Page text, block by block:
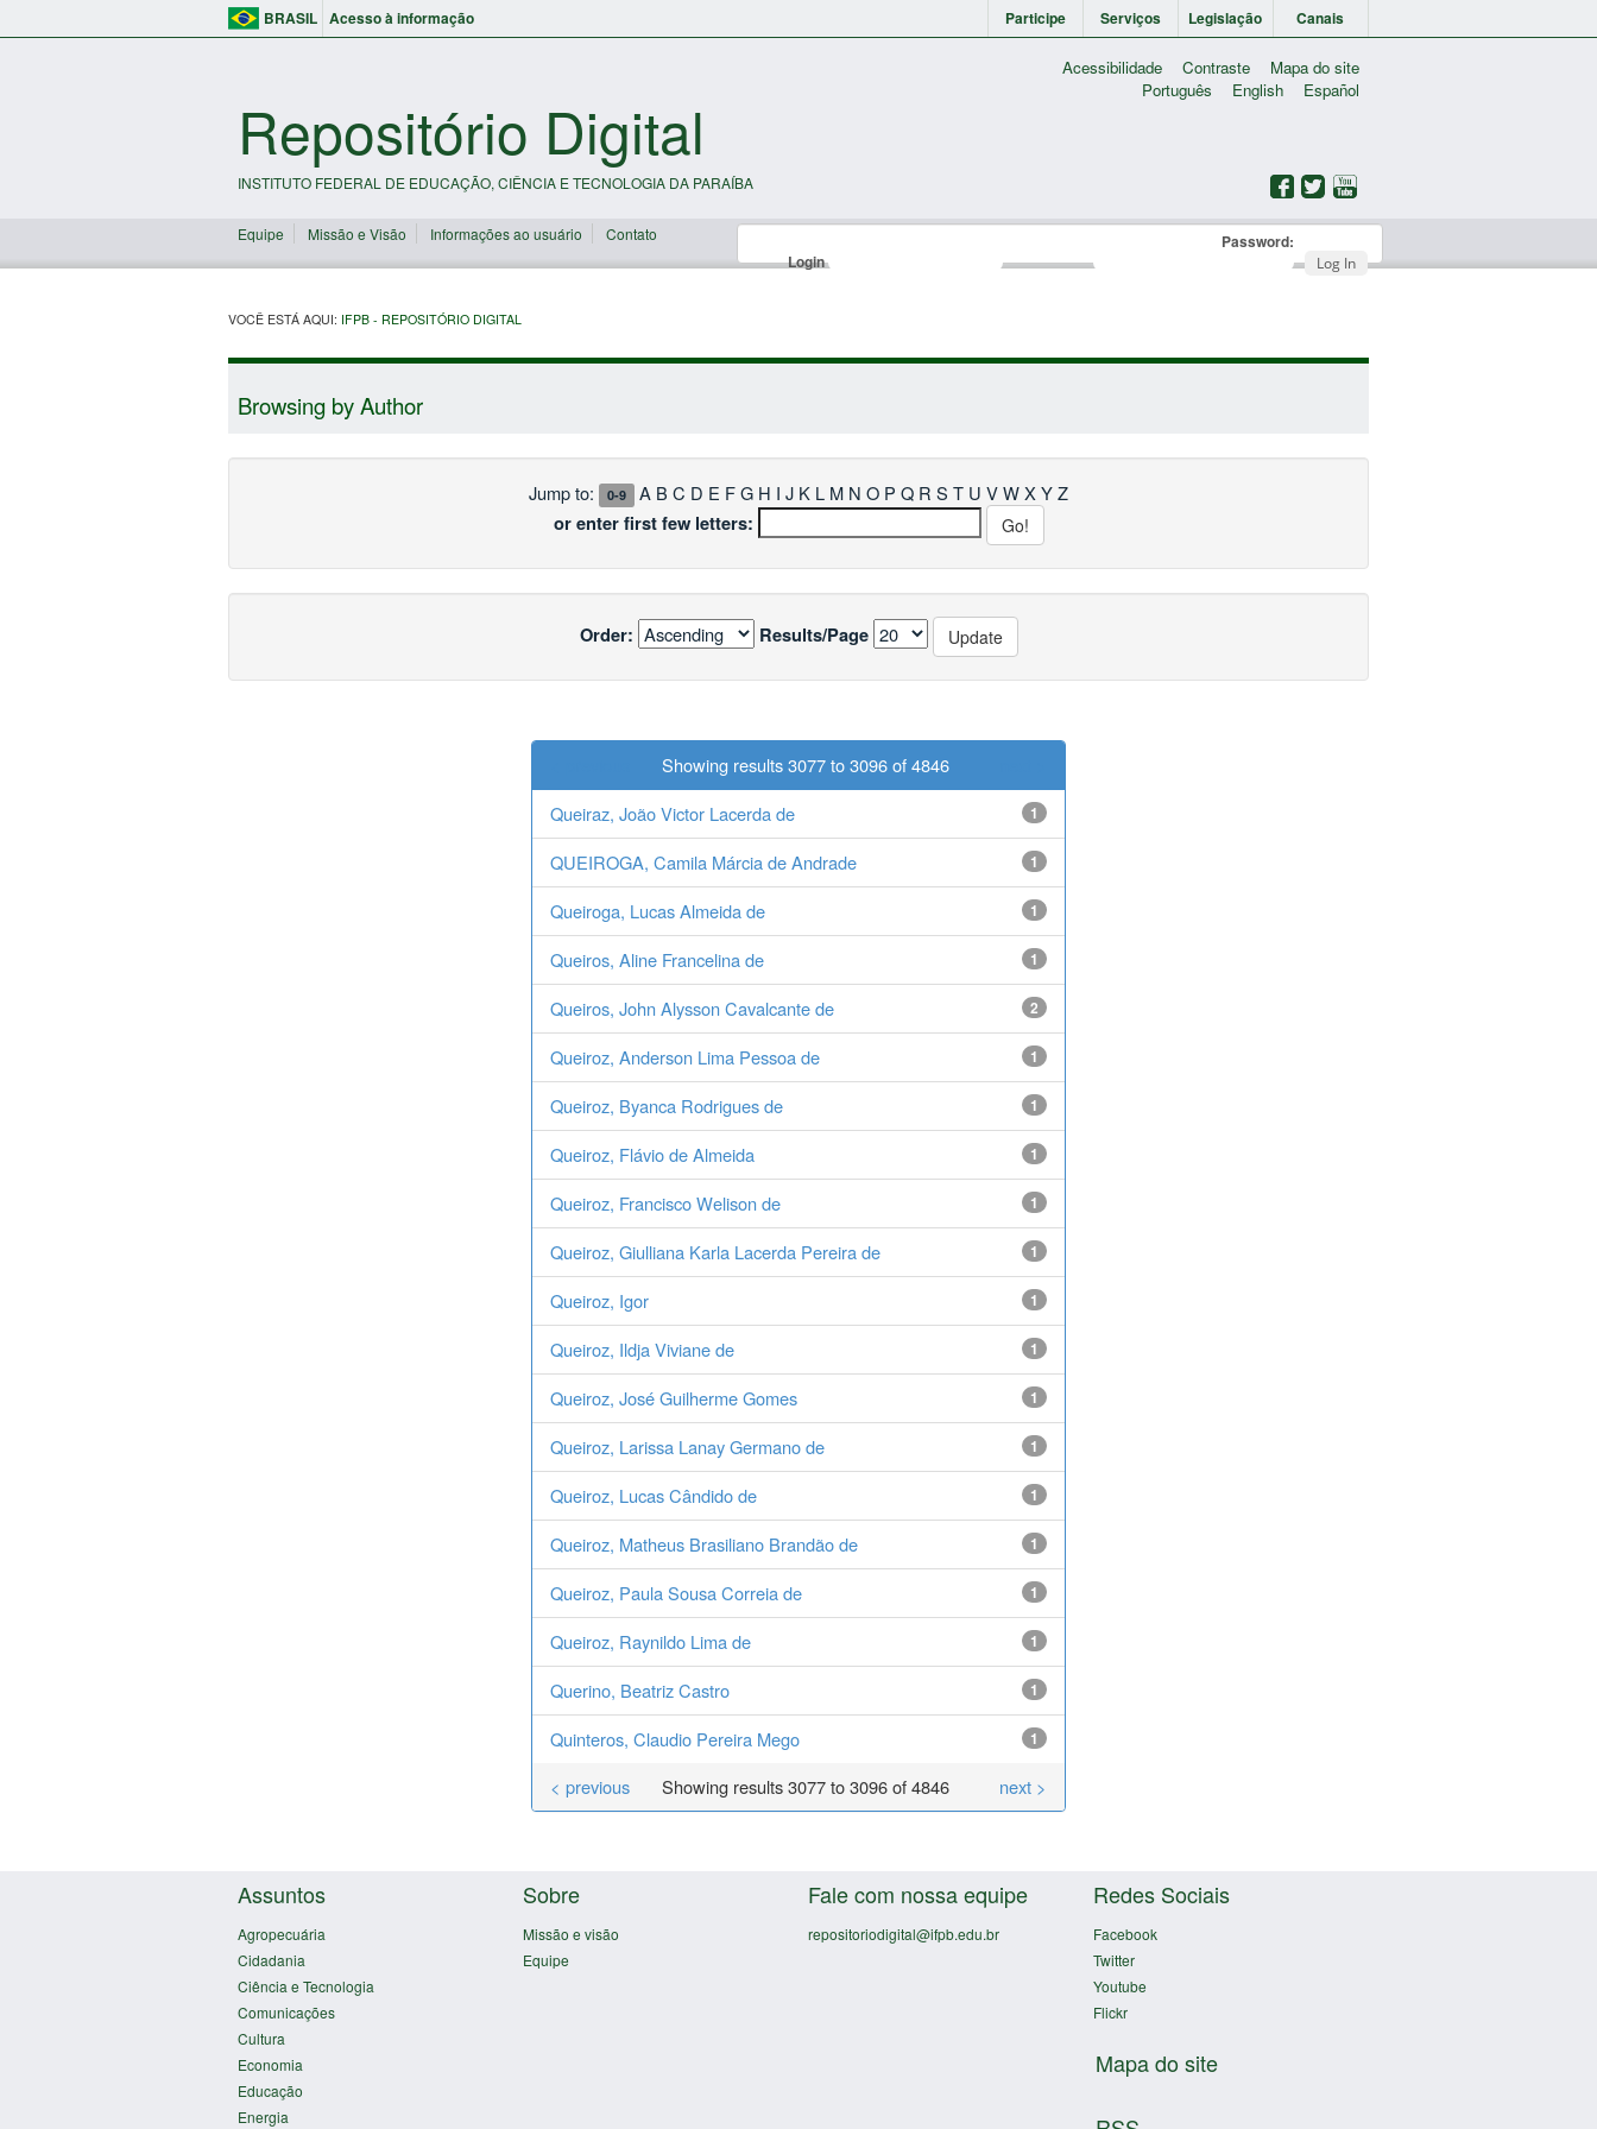
BRASIL Acesso à informação Participe Serviços Legislação Canais
Acessibilidade Contraste
Mapa do site
Português
English Español
Repositório Digital
INSTITUTO FEDERAL DE EDUCAÇÃO, CIÊNCIA E TECNOLOGIA DA PARAÍBA
Equipe Missão e Visão Informações ao usuário Contato
Login
Password:
Log In
VOCÊ ESTÁ AQUI: IFPB - REPOSITÓRIO DIGITAL
Browsing by Author
Jump to: 0-9 A B C D E F G H I J K L M N O P Q R S T U V W X Y Z
or enter first few letters:
Order: Results/Page
Showing results 3077 to 3096 of 4846
Queiraz, João Victor Lacerda de
1
QUEIROGA, Camila Márcia de Andrade 1
Queiroga, Lucas Almeida de 1
Queiros, Aline Francelina de 1
Queiros, John Alysson Cavalcante de 2
Queiroz, Anderson Lima Pessoa de 1
Queiroz, Byanca Rodrigues de 1
Queiroz, Flávio de Almeida 1
Queiroz, Francisco Welison de 1
Queiroz, Giulliana Karla Lacerda Pereira de 1
Queiroz, Igor 1
Queiroz, Ildja Viviane de 1
Queiroz, José Guilherme Gomes 1
Queiroz, Larissa Lanay Germano de 1
Queiroz, Lucas Cândido de 1
Queiroz, Matheus Brasiliano Brandão de 1
Queiroz, Paula Sousa Correia de 1
Queiroz, Raynildo Lima de 1
Querino, Beatriz Castro 1
Quinteros, Claudio Pereira Mego 1
Showing results 3077 to 3096 of 4846
< previous next >
Assuntos
Agropecuária
Cidadania
Ciência e Tecnologia
Comunicações
Cultura
Economia
Educação
Energia
Sobre
Missão e visão
Equipe
Fale com nossa equipe
repositoriodigital@ifpb.edu.br
Redes Sociais
Facebook
Twitter
Youtube
Flickr
Mapa do site